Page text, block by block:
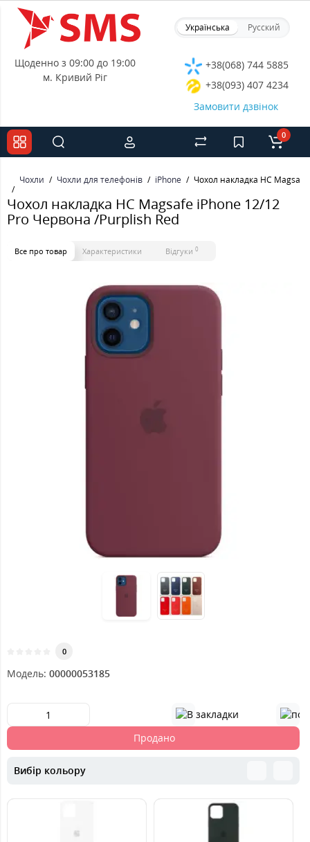
Українська Русский
Щоденно з 09:00 до 19:00
м. Кривий Ріг
+38(068) 744 5885
+38(093) 407 4234
Замовити дзвінок
0
Чохли Чохли для телефонів iPhone Чохол накладка HC
Чохол накладка HC Magsafe iPhone 12/12
Pro Червона /Purplish Red
Все про товар Характеристики Відгуки 0
0
Модель: 00000053185
Продано
Вибір кольору